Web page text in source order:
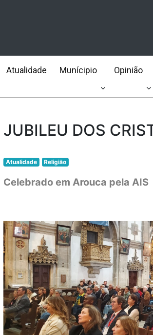
Atualidade Munícipio Opinião
JUBILEU DOS
Atualidade Religião
Celebrado em Arouca pela AIS